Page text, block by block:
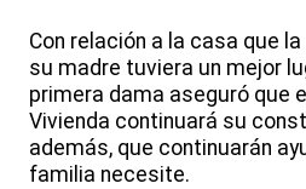
Con relación a la casa que
su madre tuviera un mejor
primera dama aseguró que
Vivienda continuará su
además, que continuarán
familia necesite.